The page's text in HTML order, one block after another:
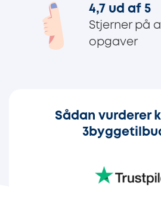
4,7 ud af 5
Stjerner på
opgaver
Sådan vurderer